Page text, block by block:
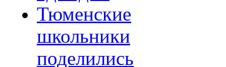
Тюменские
школьники
поделились